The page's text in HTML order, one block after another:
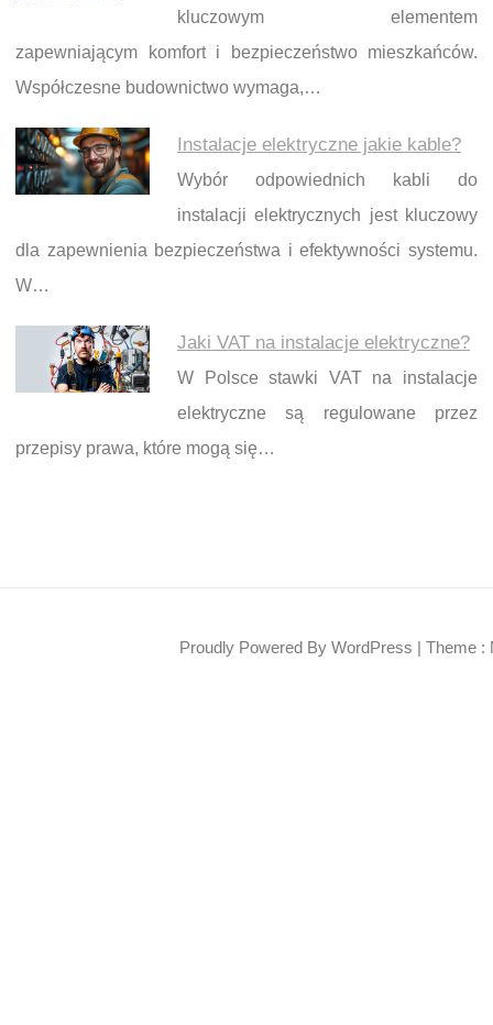
kluczowym elementem
zapewniającym komfort i bezpieczeństwo mieszkańców.
Współczesne budownictwo wymaga,…
Instalacje elektryczne jakie kable?
Wybór odpowiednich kabli do
instalacji elektrycznych jest kluczowy
dla zapewnienia bezpieczeństwa i efektywności systemu.
W…
Jaki VAT na instalacje elektryczne?
W Polsce stawki VAT na instalacje
elektryczne są regulowane przez
przepisy prawa, które mogą się…
Proudly Powered By WordPress | Theme :